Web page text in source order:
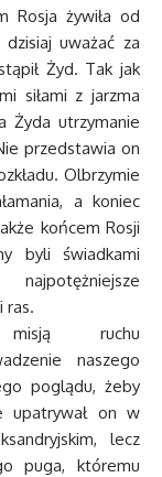
Rosja żywiła od
uważać za
Żyd. Tak jak
siłami z jarzma
Żyda utrzymanie
przedstawia on
Olbrzymie
a koniec
końcem Rosji
byli świadkami
ras.
ruchu
naszego
poglądu, żeby
upatrywał on w
lecz
puga, któremu